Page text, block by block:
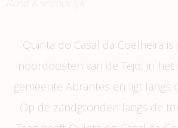
Quinta do Casal da Coelheira
noordoosten van de Tejo, in het
gemeente Abrantes en ligt langs
Op de zandgronden langs de